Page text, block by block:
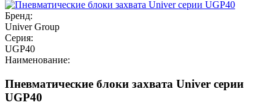
Бренд:
Univer Group
Серия:
UGP40
Наименование:
Пневматические блоки захвата Univer серии
UGP40